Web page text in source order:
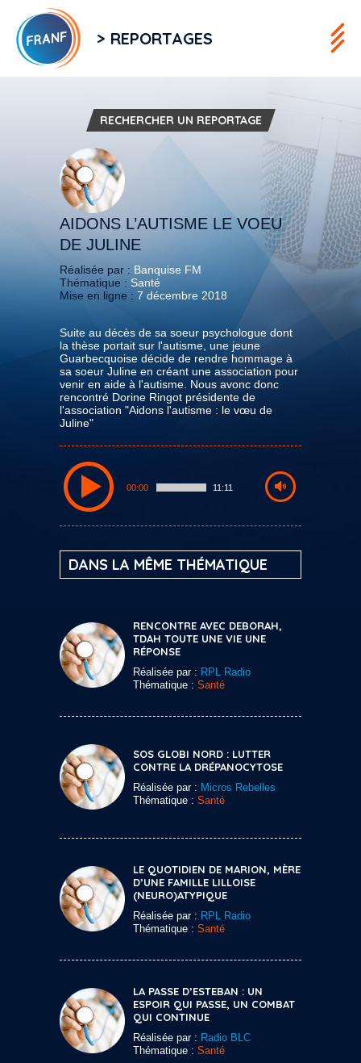
> REPORTAGES
RECHERCHER UN REPORTAGE
AIDONS L’AUTISME LE VOEU
DE JULINE
Réalisée par : Banquise FM
Thématique : Santé
Mise en ligne : 7 décembre 2018
Suite au décès de sa soeur psychologue dont
la thèse portait sur l'autisme, une jeune
Guarbecquoise décide de rendre hommage à
sa soeur Juline en créant une association pour
venir en aide à l'autisme. Nous avonc donc
rencontré Dorine Ringot présidente de
l'association "Aidons l'autisme : le vœu de
Juline"
00:00 11:11
DANS LA MÊME THÉMATIQUE
RENCONTRE AVEC DEBORAH,
TDAH TOUTE UNE VIE UNE
RÉPONSE
Réalisée par : RPL Radio
Thématique : Santé
SOS GLOBI NORD : LUTTER
CONTRE LA DRÉPANOCYTOSE
Réalisée par : Micros Rebelles
Thématique : Santé
LE QUOTIDIEN DE MARION, MÈRE
D’UNE FAMILLE LILLOISE
(NEURO)ATYPIQUE
Réalisée par : RPL Radio
Thématique : Santé
LA PASSE D’ESTEBAN : UN
ESPOIR QUI PASSE, UN COMBAT
QUI CONTINUE
Réalisée par : Radio BLC
Thématique : Santé